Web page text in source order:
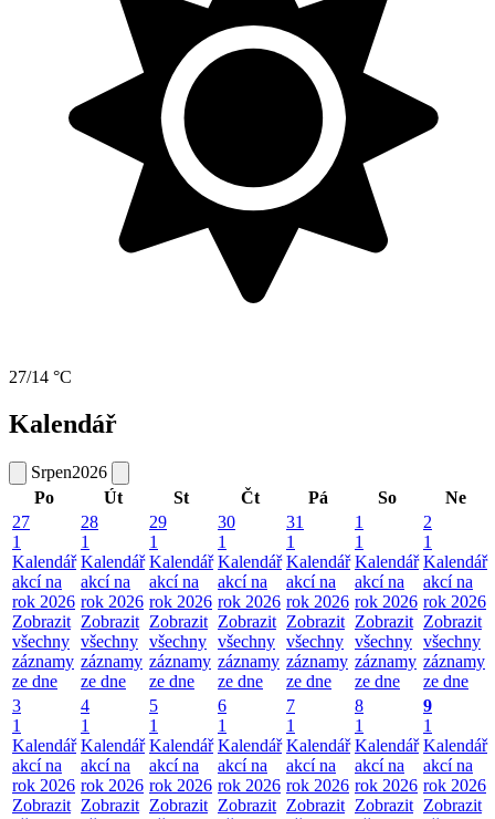
27/14 °C
Kalendář
Srpen2026
Po
Út St Čt Pá So
Ne
27
1
Kalendář
akcí na
rok 2026
Zobrazit
všechny
záznamy
ze dne
28
1
Kalendář
akcí na
rok 2026
Zobrazit
všechny
záznamy
ze dne
29
1
Kalendář
akcí na
rok 2026
Zobrazit
všechny
záznamy
ze dne
30
1
Kalendář
akcí na
rok 2026
Zobrazit
všechny
záznamy
ze dne
31
1
Kalendář
akcí na
rok 2026
Zobrazit
všechny
záznamy
ze dne
1
1
Kalendář
akcí na
rok 2026
Zobrazit
všechny
záznamy
ze dne
2
1
Kalendář
akcí na
rok 2026
Zobrazit
všechny
záznamy
ze dne
3
1
Kalendář
akcí na
rok 2026
Zobrazit
4
1
Kalendář
akcí na
rok 2026
Zobrazit
5
1
Kalendář
akcí na
rok 2026
Zobrazit
6
1
Kalendář
akcí na
rok 2026
Zobrazit
7
1
Kalendář
akcí na
rok 2026
Zobrazit
8
1
Kalendář
akcí na
rok 2026
Zobrazit
9
1
Kalendář
akcí na
rok 2026
Zobrazit